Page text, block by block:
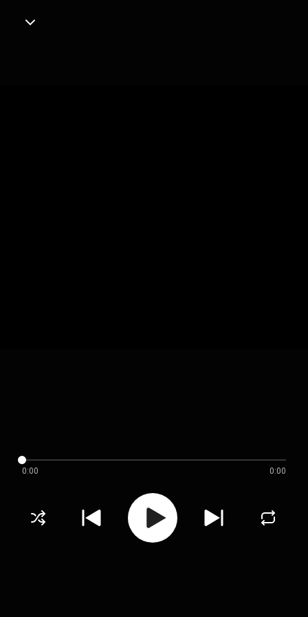
0:00 0:00